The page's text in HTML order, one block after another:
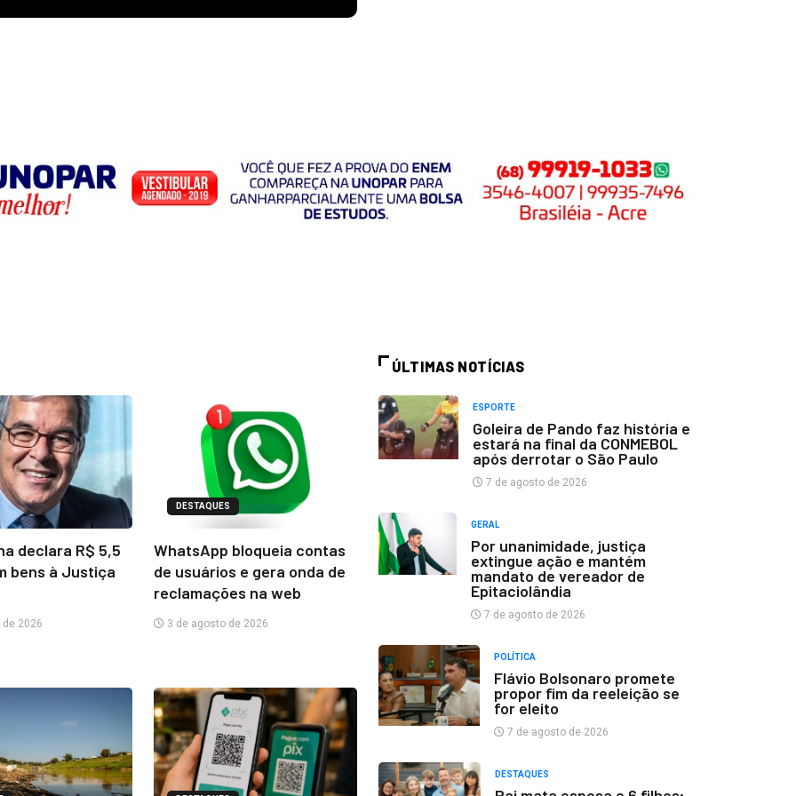
declara R$ 5,5
bens à Justiça
2026
DESTAQUES
WhatsApp bloqueia contas
de usuários e gera onda de
reclamações na web
3 de agosto de 2026
ÚLTIMAS NOTÍCIAS
ESPORTE
Goleira de Pando faz história e
estará na final da CONMEBOL
após derrotar o São Paulo
7 de agosto de 2026
GERAL
Por unanimidade, justiça
extingue ação e mantém
mandato de vereador de
Epitaciolândia
7 de agosto de 2026
POLÍTICA
Flávio Bolsonaro promete
propor fim da reeleição se
for eleito
7 de agosto de 2026
DESTAQUES